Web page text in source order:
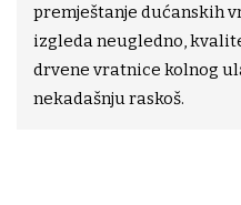
premještanje dućanskih
izgleda neugledno,
drvene vratnice kolnog
nekadašnju raskoš.